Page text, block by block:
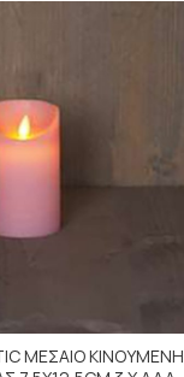
ΜΕΣΑΙΟ ΚΙΝΟΥΜΕΝΗ